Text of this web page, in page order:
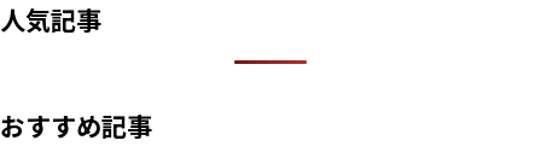
人気記事
おすすめ記事